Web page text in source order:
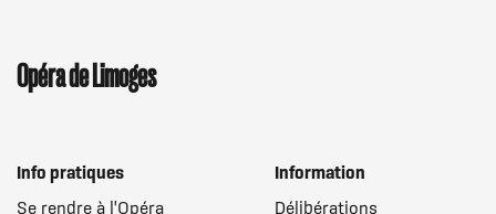
Opéra de Limoges
Menu
Info pratiques
Se rendre à l'Opéra
Information
Délibérations